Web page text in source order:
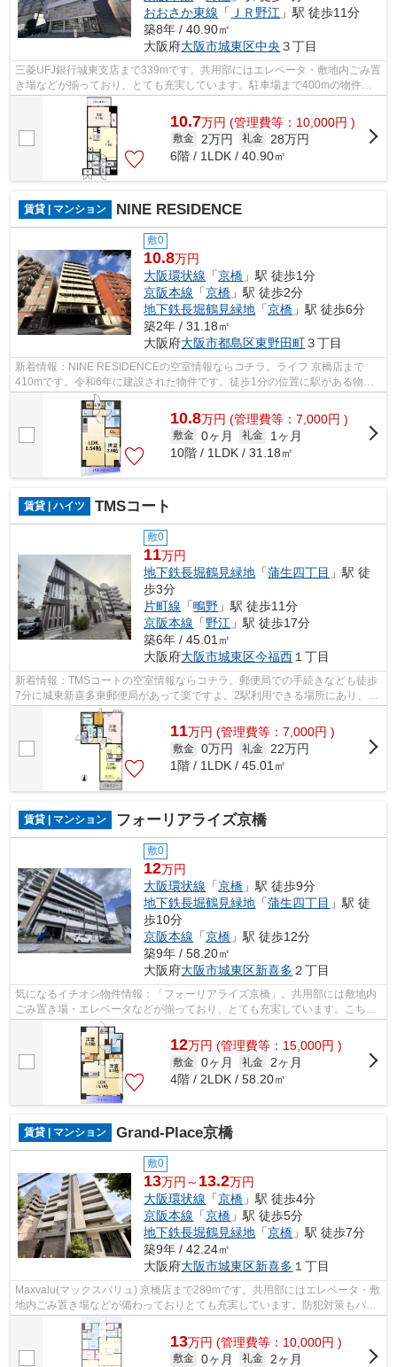
おおさか東線 「 ＪＲ野江 」駅 徒歩11分
築8年 / 40.90㎡
大阪府大阪市城東区中央 ３丁目
三菱UFJ銀行城東支店まで339mです。共用部にはエレベータ・敷地内ごみ置
き場などが揃っており、とても充実しています。駐車場まで400mの物件で
す。こちらの2018年築の物件は多くの方か...
10.7万円 (管理費等：10,000円 )
敷金 2万円 礼金
28万円
6階 / 1LDK / 40.90㎡
賃貸 | マンション NINE RESIDENCE
敷0
10.8万円
大阪環状線 「京橋 」駅 徒歩1分
京阪本線 「京橋 」駅 徒歩2分
地下鉄長堀鶴見緑地 「京橋 」駅 徒歩6分
築2年 / 31.18㎡
大阪府大阪市都島区東野田町３丁目
新着情報：NINE RESIDENCEの空室情報ならコチラ。ライフ 京橋店まで
410mです。令和6年に建設された物件です。徒歩1分の位置に駅がある物件
です。できるだけ早めに不動産情報を集めたい...
10.8万円 (管理費等：7,000円 )
敷金 0ヶ月 礼金
1ヶ月
10階 / 1LDK / 31.18㎡
賃貸 | ハイツ TMSコート
敷0
11万円
地下鉄長堀鶴見緑地 「蒲生四丁目 」駅 徒
歩3分
片町線 「鴫野 」駅 徒歩11分
京阪本線 「野江 」駅 徒歩17分
築6年 / 45.01㎡
大阪府大阪市城東区今福西 １丁目
新着情報：TMSコートの空室情報ならコチラ。郵便局での手続きなども徒歩
7分に城東新喜多東郵便局があって楽ですよ。2駅利用できる場所にあり、行
き先に合わせて使い分けができます。敷...
11万円 (管理費等：7,000円 )
敷金 0万円 礼金 22万円
1階 / 1LDK / 45.01㎡
賃貸 | マンション フォーリアライズ京橋
敷0
12万円
大阪環状線 「京橋 」駅 徒歩9分
地下鉄長堀鶴見緑地 「蒲生四丁目 」駅 徒
歩10分
京阪本線 「京橋 」駅 徒歩12分
築9年 / 58.20㎡
大阪府大阪市城東区新喜多 ２丁目
気になるイチオシ物件情報：「フォーリアライズ京橋」。共用部には敷地内
ごみ置き場・エレベータなどが揃っており、とても充実しています。こちら
はマンションタイプになります。初期...
12万円 (管理費等：15,000円 )
敷金 0ヶ月 礼金
2ヶ月
4階 / 2LDK / 58.20㎡
賃貸 | マンション Grand-Place京橋
敷0
13万円～ 13.2万円
大阪環状線 「京橋 」駅 徒歩4分
京阪本線 「京橋 」駅 徒歩5分
地下鉄長堀鶴見緑地 「京橋 」駅 徒歩7分
築9年 / 42.24㎡
大阪府大阪市城東区新喜多 １丁目
Maxvalu(マックスバリュ) 京橋店まで289mです。共用部にはエレベータ・敷
地内ごみ置き場などが備わっておりとても充実しています。防犯対策もバッ
チリなマンションタイプの物件です。...
13万円 (管理費等：10,000円 )
敷金 0ヶ月 礼金
2ヶ月